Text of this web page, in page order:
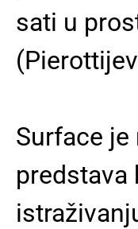
sati u
Surface
predstava